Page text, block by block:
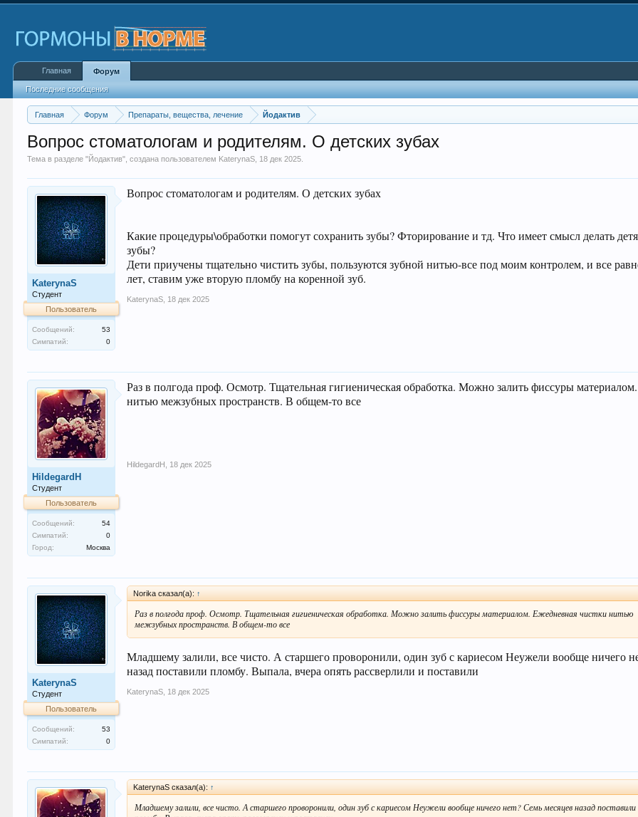
Главная Форум Препараты, вещества, лечение Йодактив
Вопрос стоматологам и родителям. О детских зубах
Тема в разделе "Йодактив", создана пользователем KaterynaS 18 дек 2025
KaterynaS
Студент
Пользователь
Сообщений:
53
Симпатий:
0
Вопрос стоматологам и родителям. О детских зубах
Какие процедуры\обработки помогут сохранить зубы? Фторирование и тд. Что имеет смысл делать
зубы?
Дети приучены тщательно чистить зубы, пользуются зубной нитью-все под моим контролем, и все
лет, ставим уже вторую пломбу на коренной зуб.
KaterynaS 18 дек 2025
HildegardH
Студент
Пользователь
Сообщений:
54
Симпатий:
0
Город:
Москва
Раз в полгода проф. Осмотр. Тщательная гигиеническая обработка. Можно залить фиссуры
нитью межзубных пространств. В общем-то все
HildegardH 18 дек 2025
KaterynaS
Студент
Пользователь
Сообщений:
53
Симпатий:
0
Norika сказал(а): ↑
Раз в полгода проф. Осмотр. Тщательная гигиеническая обработка. Можно залить фиссуры материалом. Ежедневная чистки нитью
межзубных пространств. В общем-то все
Младшему залили, все чисто. А старшего проворонили, один зуб с кариесом Неужели вообще ничего
назад поставили пломбу. Выпала, вчера опять рассверлили и поставили
KaterynaS 18 дек 2025
KaterynaS сказал(а): ↑
Младшему залили, все чисто. А старшего проворонили, один зуб с кариесом Неужели вообще ничего нет? Семь месяцев назад поставили
Главная Форум
Последние сообщения